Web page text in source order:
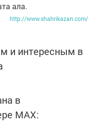
ала.
http://www.shahrikazan.com/
и интересным в
в
MАХ: